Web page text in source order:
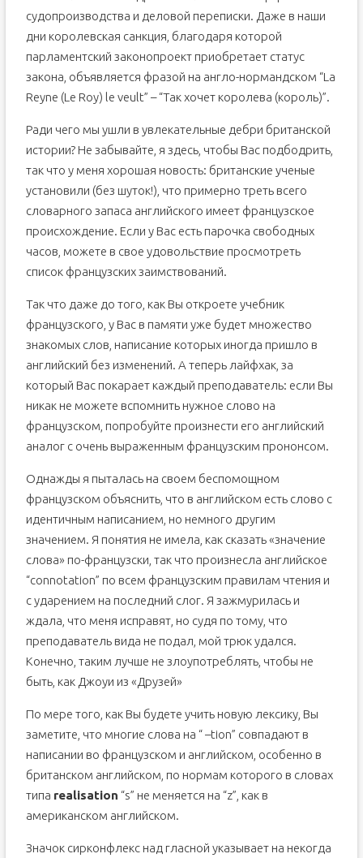
судопроизводства и деловой переписки. Даже в наши
дни королевская санкция, благодаря которой
парламентский законопроект приобретает статус
закона, объявляется фразой на англо-нормандском “La
Reyne (Le Roy) le veult” – “Так хочет королева (король)”.
Ради чего мы ушли в увлекательные дебри британской
истории? Не забывайте, я здесь, чтобы Вас подбодрить,
так что у меня хорошая новость: британские ученые
установили (без шуток!), что примерно треть всего
словарного запаса английского имеет французское
происхождение. Если у Вас есть парочка свободных
часов, можете в свое удовольствие просмотреть
список французских заимствований.
Так что даже до того, как Вы откроете учебник
французского, у Вас в памяти уже будет множество
знакомых слов, написание которых иногда пришло в
английский без изменений. А теперь лайфхак, за
который Вас покарает каждый преподаватель: если Вы
никак не можете вспомнить нужное слово на
французском, попробуйте произнести его английский
аналог с очень выраженным французским прононсом.
Однажды я пыталась на своем беспомощном
французском объяснить, что в английском есть слово с
идентичным написанием, но немного другим
значением. Я понятия не имела, как сказать «значение
слова» по-французски, так что произнесла английское
“connotation” по всем французским правилам чтения и
с ударением на последний слог. Я зажмурилась и
ждала, что меня исправят, но судя по тому, что
преподаватель вида не подал, мой трюк удался.
Конечно, таким лучше не злоупотреблять, чтобы не
быть, как Джоуи из «Друзей»
По мере того, как Вы будете учить новую лексику, Вы
заметите, что многие слова на “ –tion” совпадают в
написании во французском и английском, особенно в
британском английском, по нормам которого в словах
типа realisation “s” не меняется на “z”, как в
американском английском.
Значок сирконфлекс над гласной указывает на некогда